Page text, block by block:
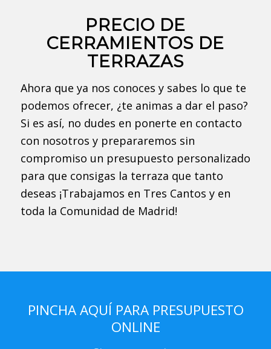
PRECIO DE
CERRAMIENTOS DE
TERRAZAS
Ahora que ya nos conoces y sabes lo que te
podemos ofrecer, ¿te animas a dar el paso?
Si es así, no dudes en ponerte en contacto
con nosotros y prepararemos sin
compromiso un presupuesto personalizado
para que consigas la terraza que tanto
deseas ¡Trabajamos en Tres Cantos y en
toda la Comunidad de Madrid!
PINCHA AQUÍ PARA PRESUPUESTO
ONLINE